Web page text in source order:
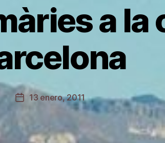
a la
Autor
de
entrada
P
o
e
Fecha
entrada
13 enero, 2011